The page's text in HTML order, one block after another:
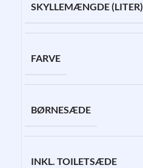
SKYLLEMÆNGDE (LITER)
FARVE
BØRNESÆDE
INKL. TOILETSÆDE